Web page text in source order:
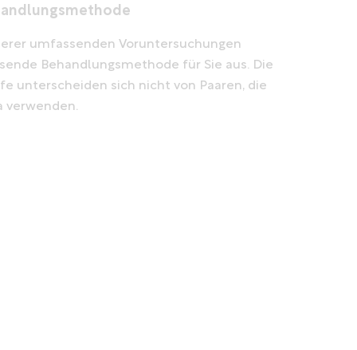
umfassenden Voruntersuchungen
Behandlungsmethode für Sie aus. Die
unterscheiden sich nicht von Paaren, die
verwenden.